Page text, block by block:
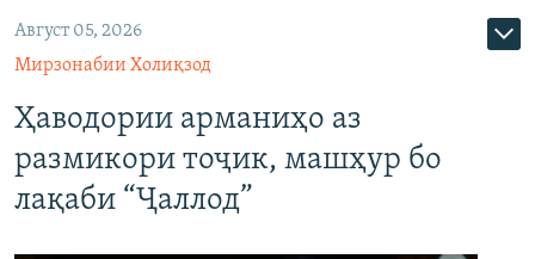
Август 05, 2026
Мирзонабии Холиқзод
Ҳаводории арманиҳо аз
размикори тоҷик, машҳур бо
лақаби “Ҷаллод”